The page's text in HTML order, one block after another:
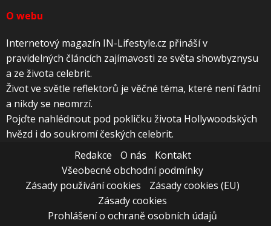
O webu
Internetový magazín IN-Lifestyle.cz přináší v
pravidelných článcích zajímavosti ze světa showbyznysu
a ze života celebrit.
Život ve světle reflektorů je věčné téma, které není fádní
a nikdy se neomrzí.
Pojďte nahlédnout pod pokličku života Hollywoodských
hvězd i do soukromí českých celebrit.
Redakce
O nás
Kontakt
Všeobecné obchodní podmínky
Zásady používání cookies
Zásady cookies (EU)
Zásady cookies
Prohlášení o ochraně osobních údajů